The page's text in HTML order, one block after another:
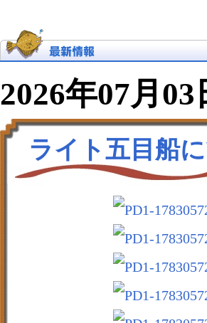
2026年07月03
ライト五目船